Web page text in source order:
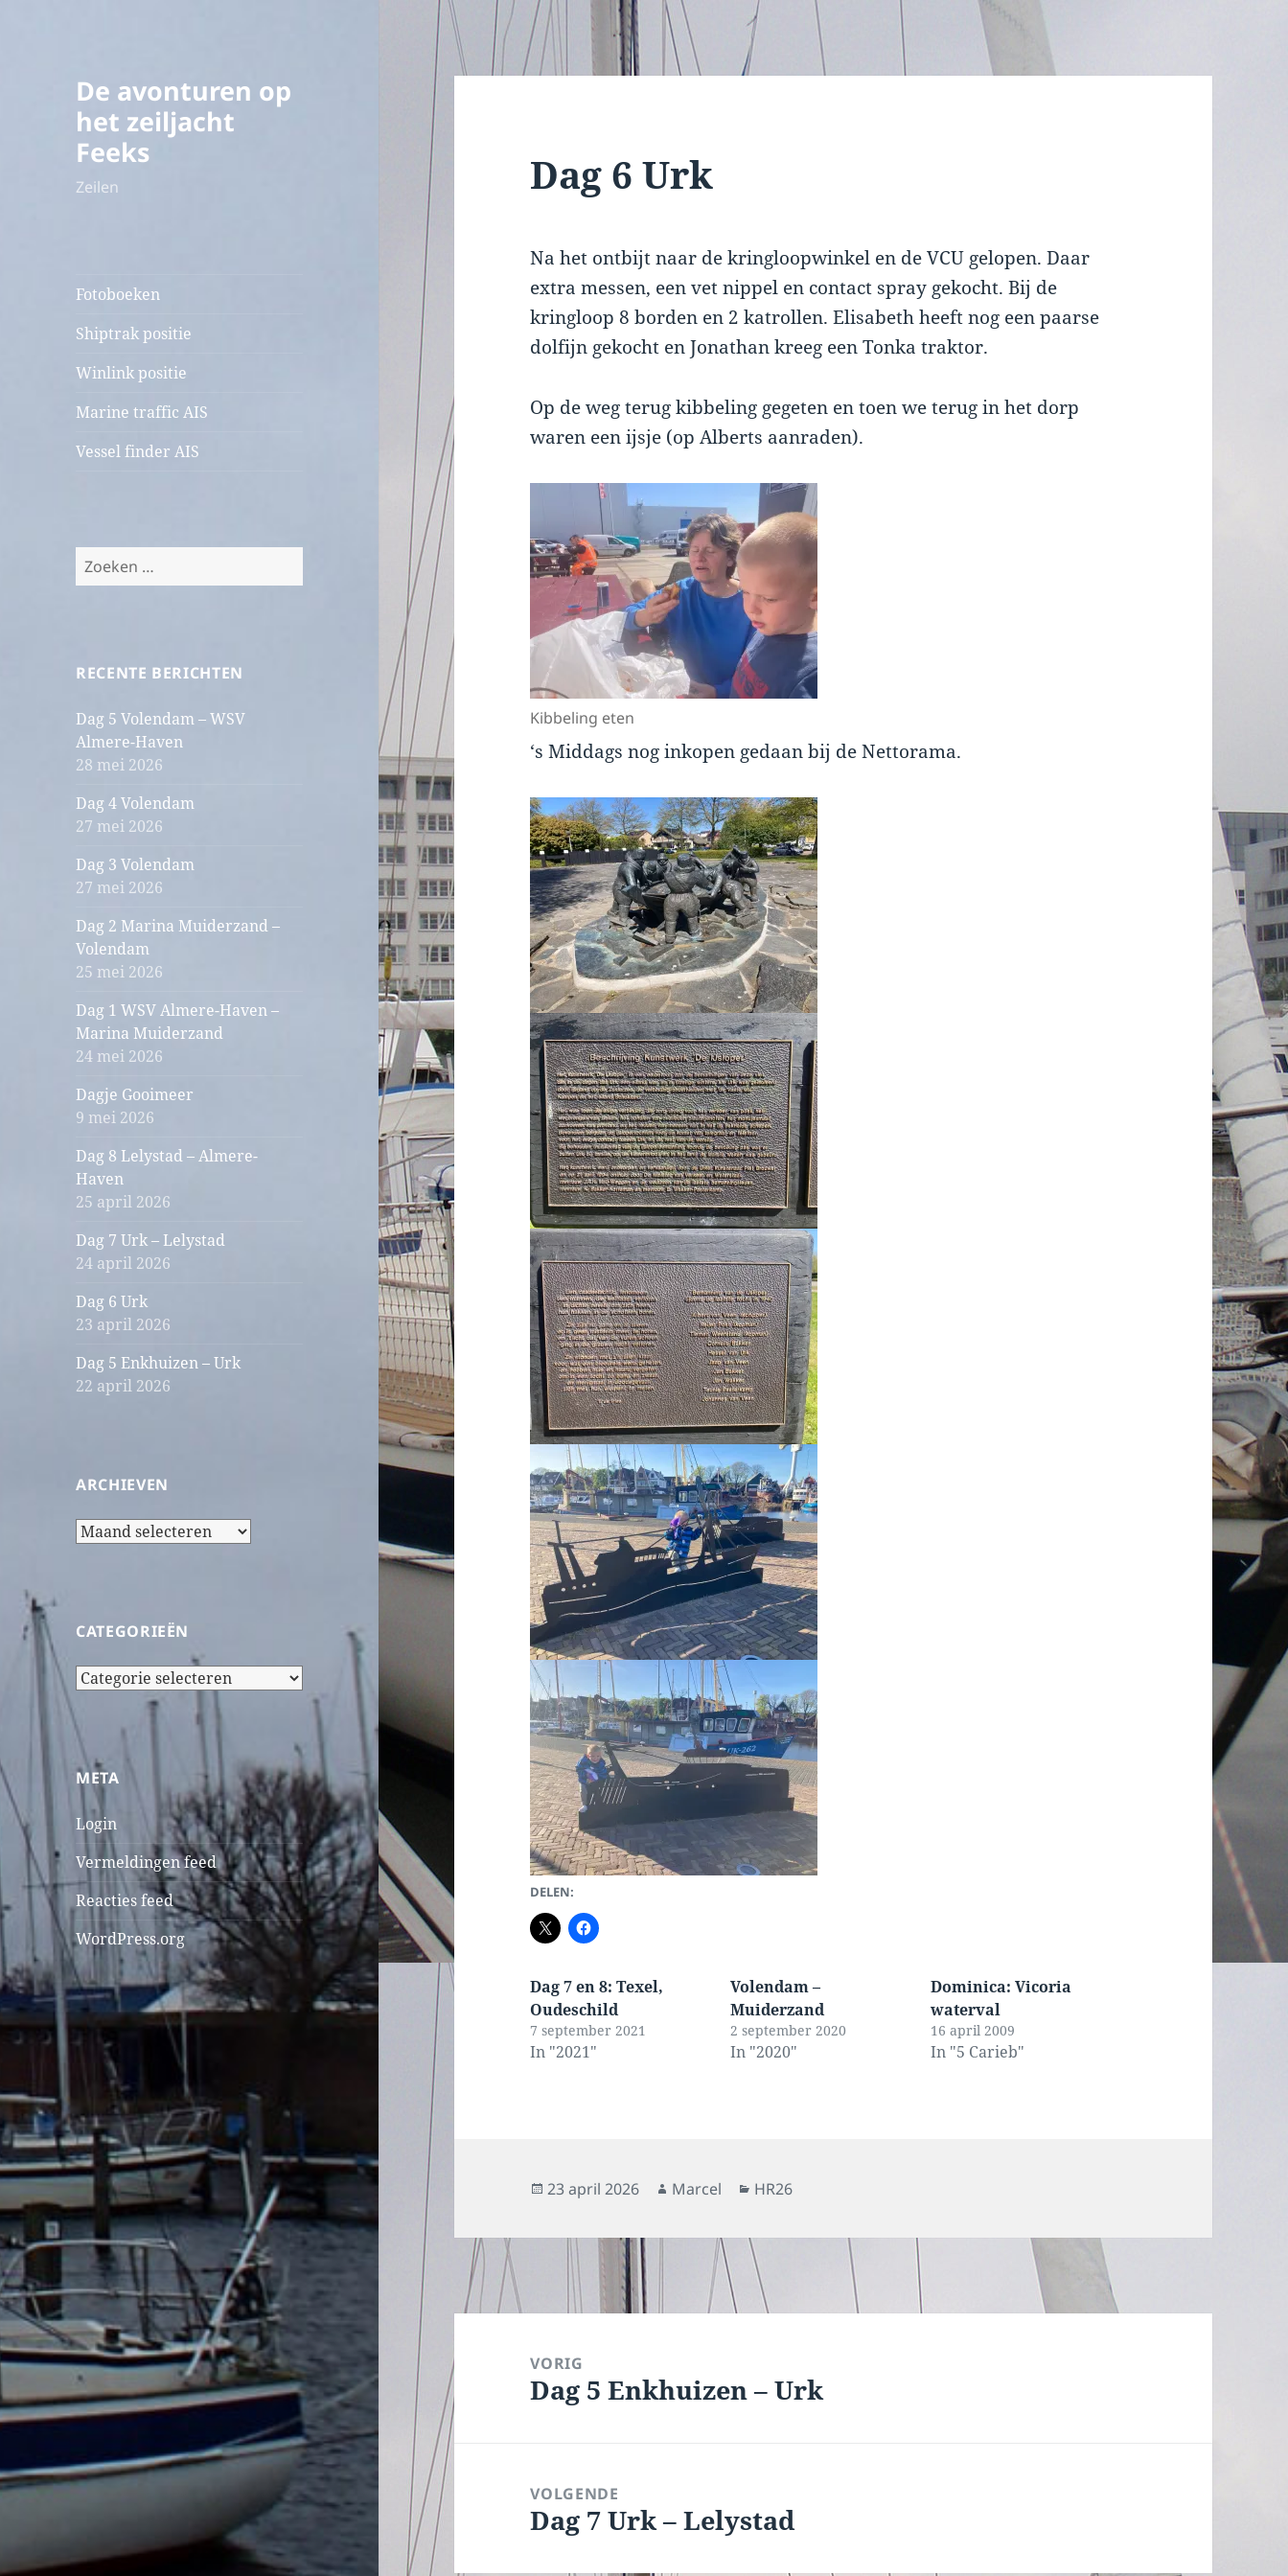
De avonturen op
het zeiljacht
Feeks
Zeilen
Fotoboeken
Shiptrak positie
Winlink positie
Marine traffic AIS
Vessel finder AIS
Zoeken
naar:
RECENTE BERICHTEN
Dag 5 Volendam – WSV
Almere-Haven
28 mei 2026
Dag 4 Volendam
27 mei 2026
Dag 3 Volendam
27 mei 2026
Dag 2 Marina Muiderzand –
Volendam
25 mei 2026
Dag 1 WSV Almere-Haven –
Marina Muiderzand
24 mei 2026
Dagje Gooimeer
9 mei 2026
Dag 8 Lelystad – Almere-
Haven
25 april 2026
Dag 7 Urk – Lelystad
24 april 2026
Dag 6 Urk
23 april 2026
Dag 5 Enkhuizen – Urk
22 april 2026
ARCHIEVEN
Archieven
CATEGORIEËN
Categorieën
META
Login
Vermeldingen feed
Reacties feed
WordPress.org
Dag 6 Urk
Na het ontbijt naar de kringloopwinkel en de VCU gelopen. Daar
extra messen, een vet nippel en contact spray gekocht. Bij de
kringloop 8 borden en 2 katrollen. Elisabeth heeft nog een paarse
dolfijn gekocht en Jonathan kreeg een Tonka traktor.
Op de weg terug kibbeling gegeten en toen we terug in het dorp
waren een ijsje (op Alberts aanraden).
Kibbeling eten
‘s Middags nog inkopen gedaan bij de Nettorama.
DELEN:
Dag 7 en 8: Texel,
Oudeschild
7 september 2021
In "2021"
Volendam –
Muiderzand
2 september 2020
In "2020"
Dominica: Vicoria
waterval
16 april 2009
In "5 Carieb"
Geplaatst
23 april 2026 Auteur
Marcel Categorieën
HR26
navigatieVORIG
Vorig
Dag 5 Enkhuizen – Urk
VOLGENDE
Volgend
Dag 7 Urk – Lelystad